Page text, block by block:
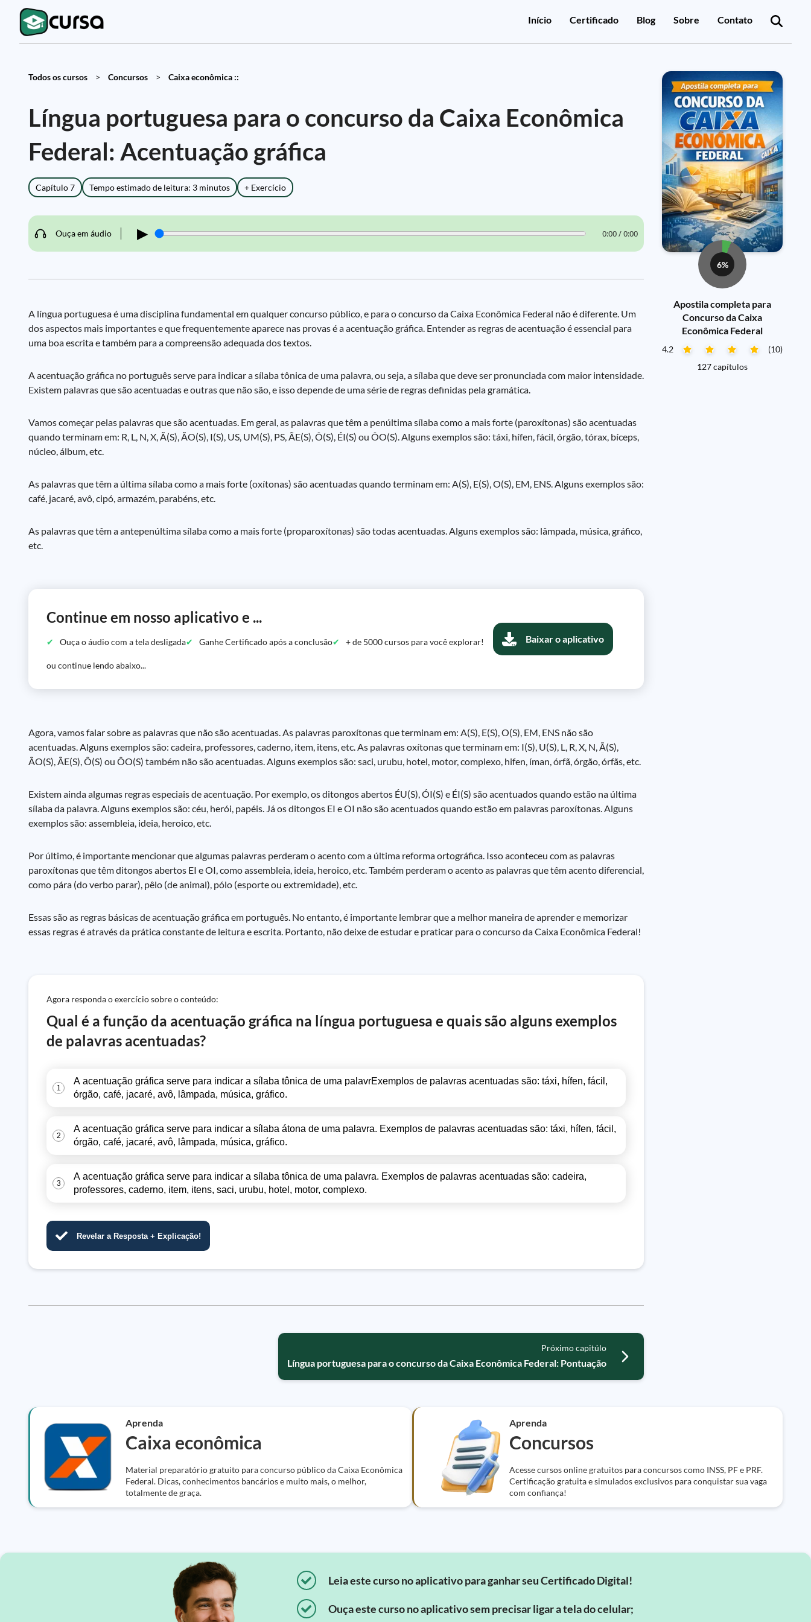
Início Certificado Blog Sobre Contato
Todos os cursos > Concursos > Caixa econômica ::
Língua portuguesa para o concurso da Caixa Econômica
Federal: Acentuação gráfica
Capítulo 7 Tempo estimado de leitura: 3 minutos + Exercício
Ouça em áudio ▶ 0:00 / 0:00
A língua portuguesa é uma disciplina fundamental em qualquer concurso público, e para o concurso da Caixa Econômica Federal não é diferente. Um
dos aspectos mais importantes e que frequentemente aparece nas provas é a acentuação gráfica. Entender as regras de acentuação é essencial para
uma boa escrita e também para a compreensão adequada dos textos.
A acentuação gráfica no português serve para indicar a sílaba tônica de uma palavra, ou seja, a sílaba que deve ser pronunciada com maior intensidade.
Existem palavras que são acentuadas e outras que não são, e isso depende de uma série de regras definidas pela gramática.
Vamos começar pelas palavras que são acentuadas. Em geral, as palavras que têm a penúltima sílaba como a mais forte (paroxítonas) são acentuadas
quando terminam em: R, L, N, X, Ã(S), ÃO(S), I(S), US, UM(S), PS, ÃE(S), Ô(S), ÉI(S) ou ÔO(S). Alguns exemplos são: táxi, hífen, fácil, órgão, tórax, bíceps,
núcleo, álbum, etc.
As palavras que têm a última sílaba como a mais forte (oxítonas) são acentuadas quando terminam em: A(S), E(S), O(S), EM, ENS. Alguns exemplos são:
café, jacaré, avô, cipó, armazém, parabéns, etc.
As palavras que têm a antepenúltima sílaba como a mais forte (proparoxítonas) são todas acentuadas. Alguns exemplos são: lâmpada, música, gráfico,
etc.
Continue em nosso aplicativo e ...
Ouça o áudio com a tela desligada Ganhe Certificado após a conclusão + de 5000 cursos para você explorar!
ou continue lendo abaixo...
Baixar o aplicativo
Agora, vamos falar sobre as palavras que não são acentuadas. As palavras paroxítonas que terminam em: A(S), E(S), O(S), EM, ENS não são
acentuadas. Alguns exemplos são: cadeira, professores, caderno, item, itens, etc. As palavras oxítonas que terminam em: I(S), U(S), L, R, X, N, Ã(S),
ÃO(S), ÃE(S), Ô(S) ou ÔO(S) também não são acentuadas. Alguns exemplos são: saci, urubu, hotel, motor, complexo, hifen, íman, órfã, órgão, órfãs, etc.
Existem ainda algumas regras especiais de acentuação. Por exemplo, os ditongos abertos ÉU(S), ÓI(S) e ÉI(S) são acentuados quando estão na última
sílaba da palavra. Alguns exemplos são: céu, herói, papéis. Já os ditongos EI e OI não são acentuados quando estão em palavras paroxítonas. Alguns
exemplos são: assembleia, ideia, heroico, etc.
Por último, é importante mencionar que algumas palavras perderam o acento com a última reforma ortográfica. Isso aconteceu com as palavras
paroxítonas que têm ditongos abertos EI e OI, como assembleia, ideia, heroico, etc. Também perderam o acento as palavras que têm acento diferencial,
como pára (do verbo parar), pêlo (de animal), pólo (esporte ou extremidade), etc.
Essas são as regras básicas de acentuação gráfica em português. No entanto, é importante lembrar que a melhor maneira de aprender e memorizar
essas regras é através da prática constante de leitura e escrita. Portanto, não deixe de estudar e praticar para o concurso da Caixa Econômica Federal!
Agora responda o exercício sobre o conteúdo:
Qual é a função da acentuação gráfica na língua portuguesa e quais são alguns exemplos
de palavras acentuadas?
1
A acentuação gráfica serve para indicar a sílaba tônica de uma palavrExemplos de palavras acentuadas são: táxi, hífen, fácil,
órgão, café, jacaré, avô, lâmpada, música, gráfico.
2
A acentuação gráfica serve para indicar a sílaba átona de uma palavra. Exemplos de palavras acentuadas são: táxi, hífen, fácil,
órgão, café, jacaré, avô, lâmpada, música, gráfico.
3
A acentuação gráfica serve para indicar a sílaba tônica de uma palavra. Exemplos de palavras acentuadas são: cadeira,
professores, caderno, item, itens, saci, urubu, hotel, motor, complexo.
Revelar a Resposta + Explicação!
Próximo capitúlo
Língua portuguesa para o concurso da Caixa Econômica Federal: Pontuação
6%
Apostila completa para
Concurso da Caixa
Econômica Federal
4.2
(10)
127 capítulos
Aprenda
Caixa econômica
Material preparatório gratuito para concurso público da Caixa Econômica
Federal. Dicas, conhecimentos bancários e muito mais, o melhor,
totalmente de graça.
Aprenda
Concursos
Acesse cursos online gratuitos para concursos como INSS, PF e PRF.
Certificação gratuita e simulados exclusivos para conquistar sua vaga
com confiança!
Leia este curso no aplicativo para ganhar seu Certificado Digital!
Ouça este curso no aplicativo sem precisar ligar a tela do celular;